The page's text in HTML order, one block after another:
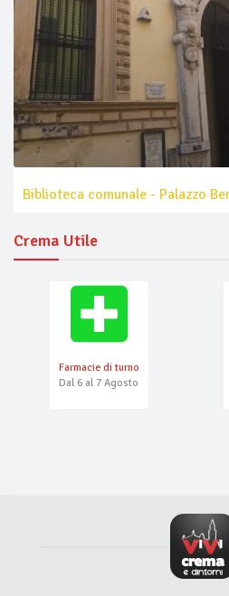
Biblioteca comunale - Palazzo
Crema Utile
Farmacie di turno
Dal 6 al 7 Agosto